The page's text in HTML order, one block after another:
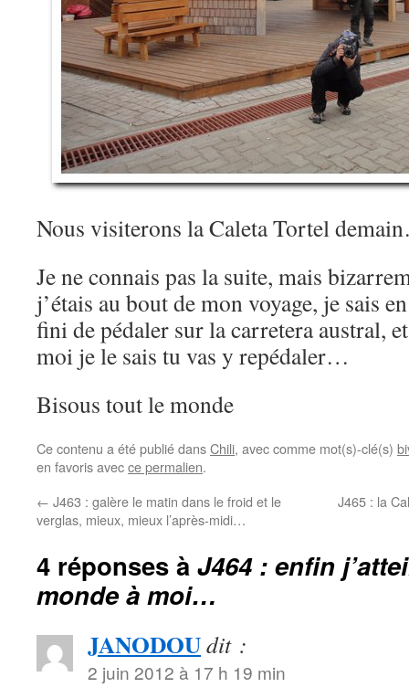
Nous visiterons la Caleta Tortel
Je ne connais pas la suite, mais
j’étais au bout de mon voyage, je sais
fini de pédaler sur la carretera austral,
moi je le sais tu vas y repédaler…
Bisous tout le monde
Ce contenu a été publié dansChili, avec comme mot(s)-clé(s)
en favoris avecce permalien.
← J463 : galère le matin dans le froid et le
verglas, mieux, mieux l’après-midi…
J465 : la
4 réponses à J464 : enfin
monde à moi…
JANODOUdit :
2 juin 2012 à 17 h 19 min